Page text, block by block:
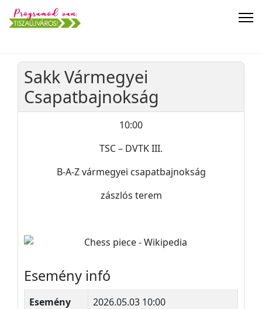
Sakk Vármegyei
Csapatbajnokság
10:00
TSC – DVTK III.
B-A-Z vármegyei csapatbajnokság
zászlós terem
Esemény infó
Esemény
2026.05.03 10:00